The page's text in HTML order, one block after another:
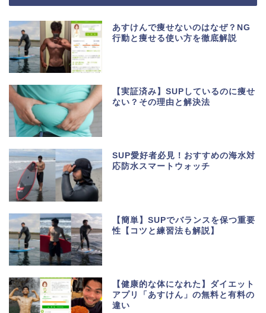
あすけんで痩せないのはなぜ？NG
行動と痩せる使い方を徹底解説
【実証済み】SUPしているのに痩せ
ない？その理由と解決法
SUP愛好者必見！おすすめの海水対
応防水スマートウォッチ
【簡単】SUPでバランスを保つ重要
性【コツと練習法も解説】
【健康的な体になれた】ダイエット
アプリ「あすけん」の無料と有料の
違い